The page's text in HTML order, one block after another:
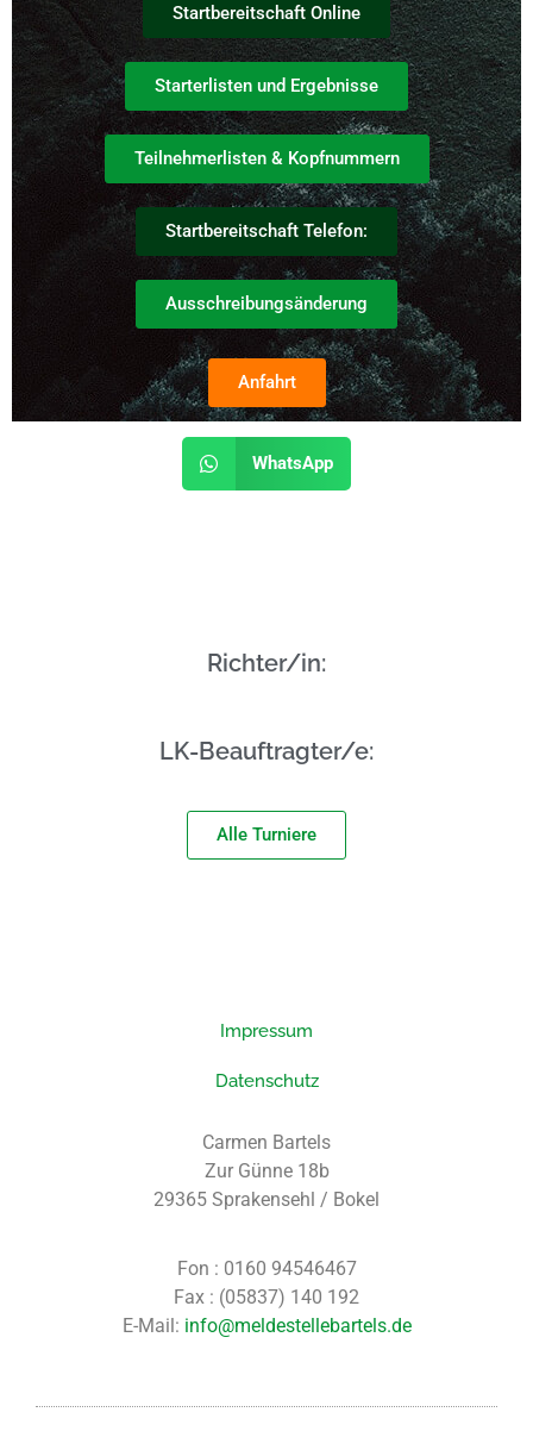
Startbereitschaft Online
Starterlisten und Ergebnisse
Teilnehmerlisten & Kopfnummern
Startbereitschaft Telefon:
Ausschreibungsänderung
Anfahrt
WhatsApp
Richter/in:
LK-Beauftragter/e:
Alle Turniere
Impressum
Datenschutz
Carmen Bartels
Zur Günne 18b
29365 Sprakensehl / Bokel
Fon : 0160 94546467
Fax : (05837) 140 192
E-Mail: info@meldestellebartels.de